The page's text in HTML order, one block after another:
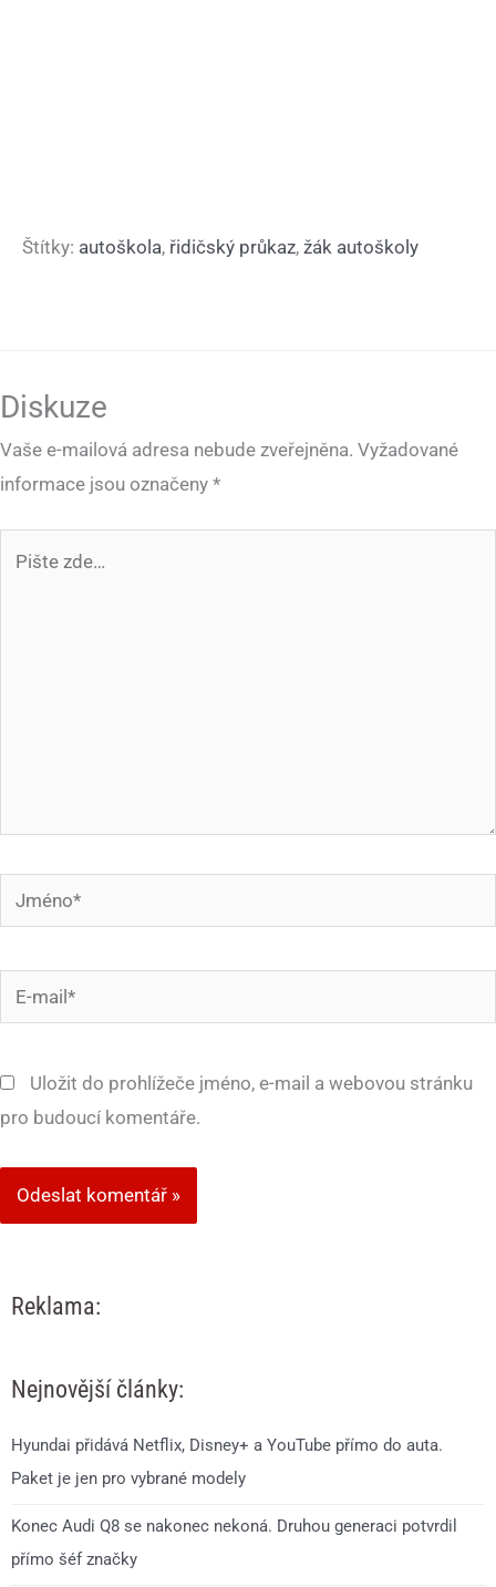
Štítky: autoškola, řidičský průkaz, žák autoškoly
Diskuze
Vaše e-mailová adresa nebude zveřejněna. Vyžadované
informace jsou označeny *
Jméno*
mail*
Uložit do prohlížeče jméno, e-mail a webovou stránku
pro budoucí komentáře.
Reklama:
Nejnovější články:
Hyundai přidává Netflix, Disney+ a YouTube přímo do auta.
Paket je jen pro vybrané modely
Konec Audi Q8 se nakonec nekoná. Druhou generaci potvrdil
přímo šéf značky